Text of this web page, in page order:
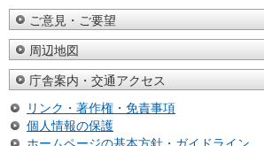
ご意見・ご要望
周辺地図
庁舎案内・交通アクセス
リンク・著作権・免責事項
個人情報の保護